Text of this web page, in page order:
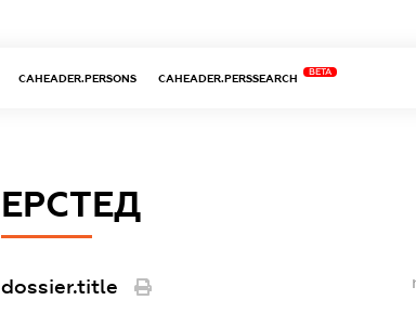
CAHEADER.PERSONS CAHEADER.PERSSEARCH
BETA
ЕРСТЕД
dossier.title